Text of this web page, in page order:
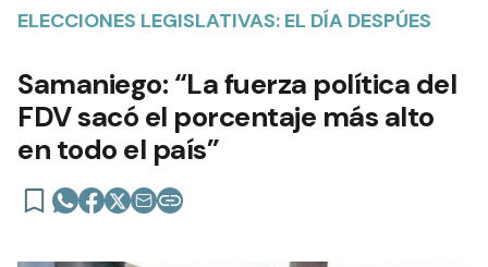
ELECCIONES LEGISLATIVAS: EL DÍA DESPÚES
Samaniego: “La fuerza política del
FDV sacó el porcentaje más alto
en todo el país”